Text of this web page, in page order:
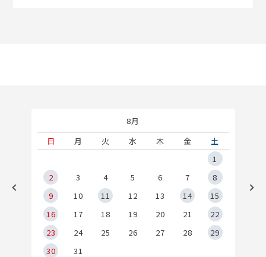
8月
日
月 火 水 木 金
土
1
2
3 4 5 6 7
8
9
10 11 12 13 14
15
16
17 18 19 20 21
22
23
24 25 26 27 28
29
30
31